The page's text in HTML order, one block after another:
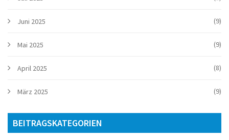
Juni 2025 (9)
Mai 2025 (9)
April 2025 (8)
März 2025 (9)
BEITRAGSKATEGORIEN